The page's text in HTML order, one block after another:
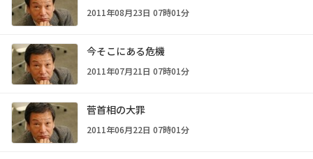
2011年08月23日 07時01分
今そこにある危機
2011年07月21日 07時01分
菅首相の大罪
2011年06月22日 07時01分